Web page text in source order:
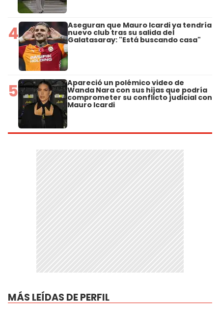
4 Aseguran que Mauro Icardi ya tendría
nuevo club tras su salida del
Galatasaray: "Está buscando casa"
5 Apareció un polémico video de
Wanda Nara con sus hijas que podría
comprometer su conflicto judicial con
Mauro Icardi
MÁS LEÍDAS DE PERFIL